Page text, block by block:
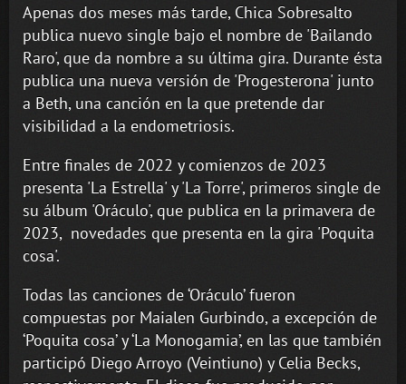
Apenas dos meses más tarde, Chica Sobresalto
publica nuevo single bajo el nombre de 'Bailando
Raro', que da nombre a su última gira. Durante ésta
publica una nueva versión de 'Progesterona' junto
a Beth, una canción en la que pretende dar
visibilidad a la endometriosis.
Entre finales de 2022 y comienzos de 2023
presenta 'La Estrella' y 'La Torre', primeros single de
su álbum 'Oráculo', que publica en la primavera de
2023, novedades que presenta en la gira 'Poquita
cosa'.
Todas las canciones de ‘Oráculo’ fueron
compuestas por Maialen Gurbindo, a excepción de
‘Poquita cosa’ y ‘La Monogamia’, en las que también
participó Diego Arroyo (Veintiuno) y Celia Becks,